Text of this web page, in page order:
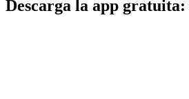
Descarga la app gratuita: